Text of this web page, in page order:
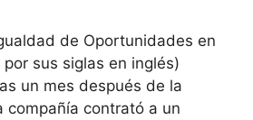
de Oportunidades en
por sus siglas en inglés)
un mes después de la
compañía contrató a un